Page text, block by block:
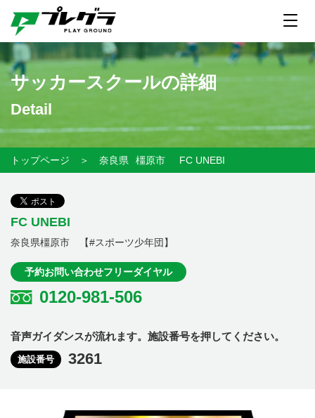
サッカースクールの詳細
Detail
トップページ ＞ 奈良県 橿原市 FC UNEBI
FC UNEBI
奈良県橿原市 【#スポーツ少年団】
予約お問い合わせフリーダイヤル
0120-981-506
音声ガイダンスが流れます。施設番号を押してください。
施設番号 3261